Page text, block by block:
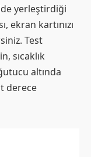
yerleştirdiği
ekran kartınızı
Test
sıcaklık
altında
derece